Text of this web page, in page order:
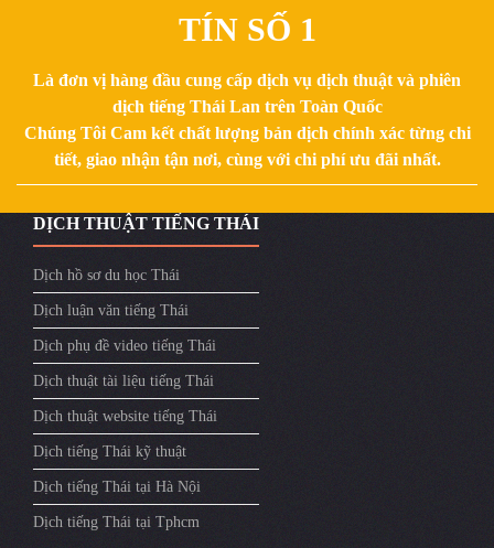
TÍN SỐ 1
Là đơn vị hàng đầu cung cấp dịch vụ dịch thuật và phiên
dịch tiếng Thái Lan trên Toàn Quốc
Chúng Tôi Cam kết chất lượng bản dịch chính xác từng chi
tiết, giao nhận tận nơi, cùng với chi phí ưu đãi nhất.
DỊCH THUẬT TIẾNG THÁI
Dịch hồ sơ du học Thái
Dịch luận văn tiếng Thái
Dịch phụ đề video tiếng Thái
Dịch thuật tài liệu tiếng Thái
Dịch thuật website tiếng Thái
Dịch tiếng Thái kỹ thuật
Dịch tiếng Thái tại Hà Nội
Dịch tiếng Thái tại Tphcm